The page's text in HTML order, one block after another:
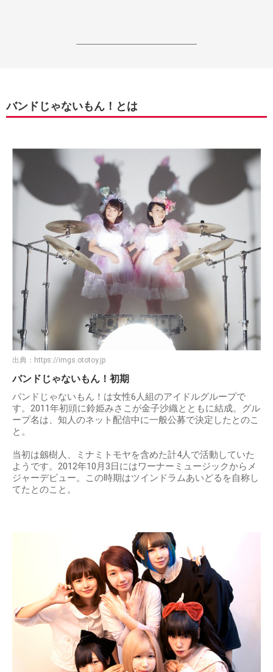
------------------------------------------------------------------
バンドじゃないもん！とは
出典： https://imgs.ototoy.jp
バンドじゃないもん！初期
バンドじゃないもん！は女性6人組のアイドルグループで
す。2011年初頭に鈴姫みさこが金子沙織とともに結成。グル
ープ名は、知人のネット配信中に一般公募で決定したとのこ
と。
当初は劔樹人、ミナミトモヤを含めた計4人で活動していた
ようです。2012年10月3日にはワーナーミュージックからメ
ジャーデビュー。この時期はツインドラムあいどるを自称し
てたとのこと。